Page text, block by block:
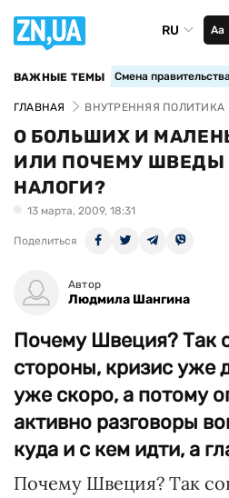
RU Аа
ВАЖНЫЕ ТЕМЫ Смена
ГЛАВНАЯ ВНУТРЕННЯЯ ПОЛИТИКА
О БОЛЬШИХ И
ИЛИ ПОЧЕМУ ШВЕДЫ
НАЛОГИ?
13 марта, 2009, 18:31
Поделиться
Автор
Людмила Шангина
Почему Швеция? Так
стороны, кризис уже
уже скоро, а потому
активно разговоры
куда и с кем идти, а
Почему Швеция? Так